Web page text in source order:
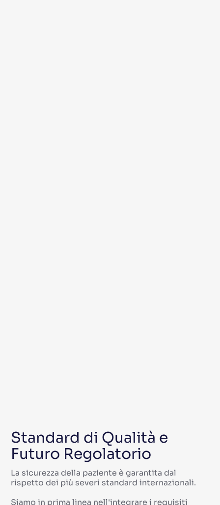
Standard di Qualità e
Futuro Regolatorio
La sicurezza della paziente è garantita dal
rispetto dei più severi standard internazionali.
Siamo in prima linea nell'integrare i requisiti